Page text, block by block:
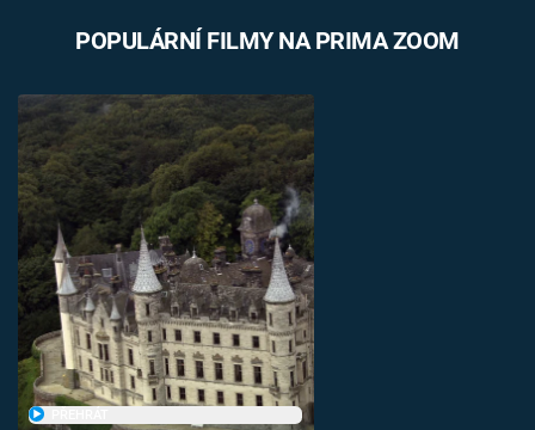
POPULÁRNÍ FILMY NA PRIMA ZOOM